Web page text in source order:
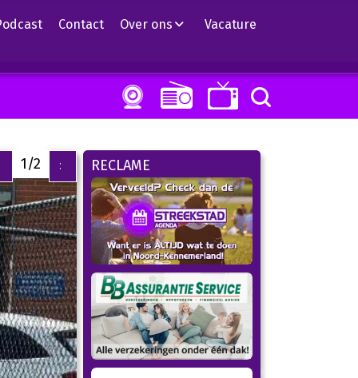
Contact Over ons Vacature
RECLAME
>
1/2